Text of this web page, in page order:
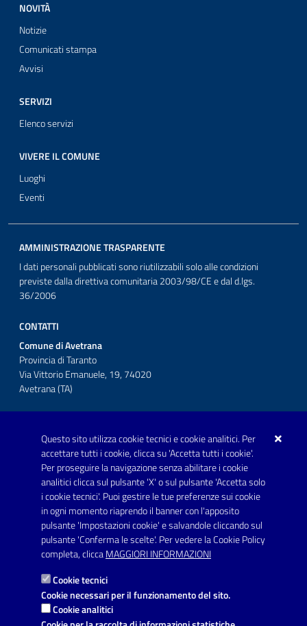
Questo sito utilizza cookie tecnici e cookie analitici. Per
accettare tutti i cookie, clicca su 'Accetta tutti i cookie'.
Per proseguire la navigazione senza abilitare i cookie
analitici clicca sul pulsante 'X' o sul pulsante 'Accetta solo
i cookie tecnici'. Puoi gestire le tue preferenze sui cookie
in ogni momento riaprendo il banner con l'apposito
pulsante 'Impostazioni cookie' e salvandole cliccando sul
pulsante 'Conferma le scelte'. Per vedere la Cookie Policy
completa, cliccaMAGGIORI INFORMAZIONI
Cookie tecnici
Cookie necessari per il funzionamento del sito.
Cookie analitici
NOVITÀ
Notizie
Comunicati stampa
Avvisi
SERVIZI
Elenco servizi
VIVERE IL COMUNE
Luoghi
Eventi
AMMINISTRAZIONE TRASPARENTE
I dati personali pubblicati sono riutilizzabili solo alle condizioni
previste dalla direttiva comunitaria 2003/98/CE e dal d.lgs.
36/2006
CONTATTI
Comune di Avetrana
Provincia di Taranto
Via Vittorio Emanuele, 19, 74020
Avetrana (TA)
Telefono: 0999707766
Fax: 0999704336
Posta Elettronica Certificata:
prot.comune.avetrana@pec.rupar.puglia.it
Link utili
Informativa privacy
Dichiarazione di accessibilità
Note legali